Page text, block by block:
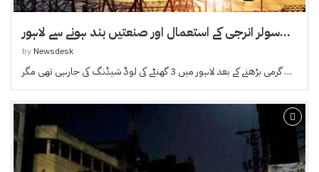
سولر انرجی کے استعمال اور صنعتیں بند ہونے سے لاہور...
by Newsdesk
گرمی بڑھنے کے بعد لاہور میں 3 گھنٹے کی لوڈ شیڈنگ کی جارہی تھی مگر …